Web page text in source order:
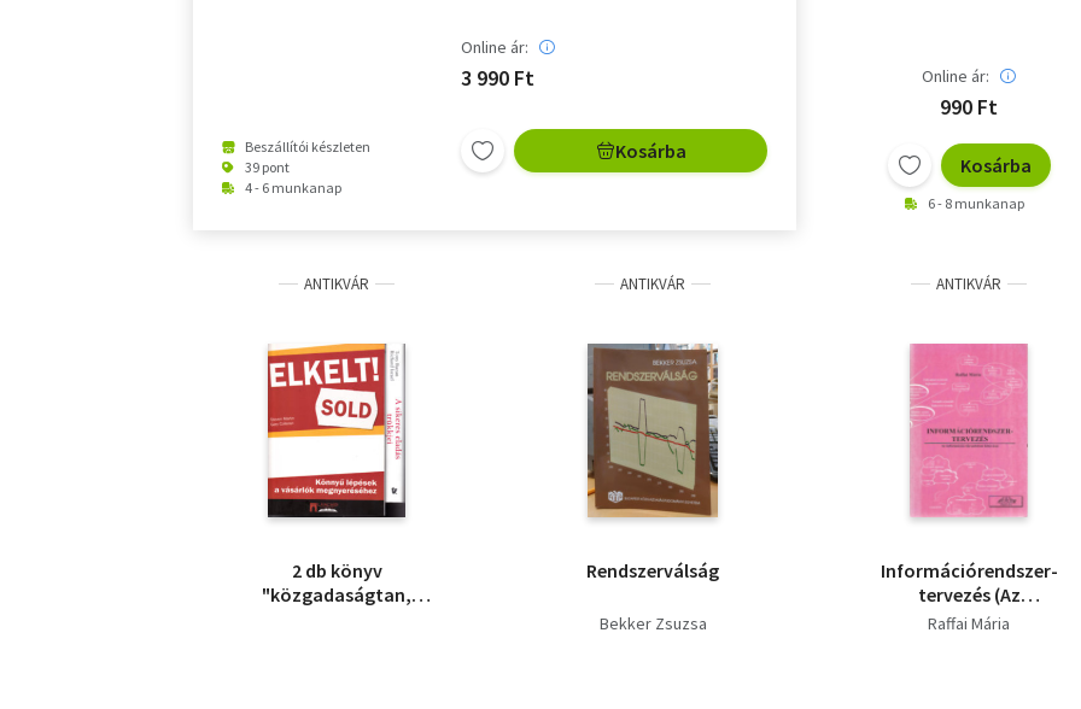
Beszállítói készleten
39 pont
4 - 6 munkanap
Online ár:
3 990 Ft
Kosárba
Online ár:
990 Ft
Kosárba
6 - 8 munkanap
ANTIKVÁR
2 db könyv
"közgadaságtan,
ANTIKVÁR
Rendszerválság
Bekker Zsuzsa
ANTIKVÁR
Információrendszer-
tervezés (Az
információs
Raffai Mária